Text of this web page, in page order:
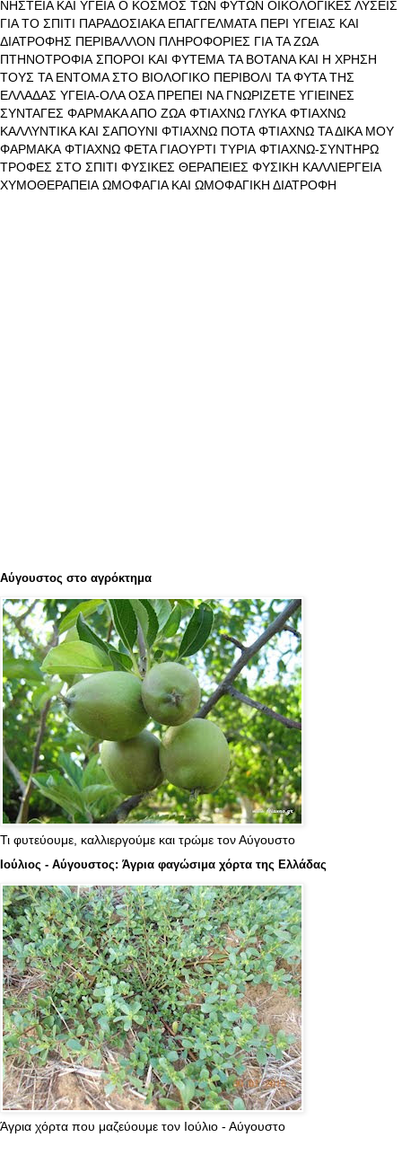
ΝΗΣΤΕΙΑ ΚΑΙ ΥΓΕΙΑ Ο ΚΟΣΜΟΣ ΤΩΝ ΦΥΤΩΝ ΟΙΚΟΛΟΓΙΚΕΣ ΛΥΣΕΙΣ
ΓΙΑ ΤΟ ΣΠΙΤΙ ΠΑΡΑΔΟΣΙΑΚΑ ΕΠΑΓΓΕΛΜΑΤΑ ΠΕΡΙ ΥΓΕΙΑΣ ΚΑΙ
ΔΙΑΤΡΟΦΗΣ ΠΕΡΙΒΑΛΛΟΝ ΠΛΗΡΟΦΟΡΙΕΣ ΓΙΑ ΤΑ ΖΩΑ
ΠΤΗΝΟΤΡΟΦΙΑ ΣΠΟΡΟΙ ΚΑΙ ΦΥΤΕΜΑ ΤΑ ΒΟΤΑΝΑ ΚΑΙ Η ΧΡΗΣΗ
ΤΟΥΣ ΤΑ ΕΝΤΟΜΑ ΣΤΟ ΒΙΟΛΟΓΙΚΟ ΠΕΡΙΒΟΛΙ ΤΑ ΦΥΤΑ ΤΗΣ
ΕΛΛΑΔΑΣ ΥΓΕΙΑ-ΟΛΑ ΟΣΑ ΠΡΕΠΕΙ ΝΑ ΓΝΩΡΙΖΕΤΕ ΥΓΙΕΙΝΕΣ
ΣΥΝΤΑΓΕΣ ΦΑΡΜΑΚΑ ΑΠΟ ΖΩΑ ΦΤΙΑΧΝΩ ΓΛΥΚΑ ΦΤΙΑΧΝΩ
ΚΑΛΛΥΝΤΙΚΑ ΚΑΙ ΣΑΠΟΥΝΙ ΦΤΙΑΧΝΩ ΠΟΤΑ ΦΤΙΑΧΝΩ ΤΑ ΔΙΚΑ ΜΟΥ
ΦΑΡΜΑΚΑ ΦΤΙΑΧΝΩ ΦΕΤΑ ΓΙΑΟΥΡΤΙ ΤΥΡΙΑ ΦΤΙΑΧΝΩ-ΣΥΝΤΗΡΩ
ΤΡΟΦΕΣ ΣΤΟ ΣΠΙΤΙ ΦΥΣΙΚΕΣ ΘΕΡΑΠΕΙΕΣ ΦΥΣΙΚΗ ΚΑΛΛΙΕΡΓΕΙΑ
ΧΥΜΟΘΕΡΑΠΕΙΑ ΩΜΟΦΑΓΙΑ ΚΑΙ ΩΜΟΦΑΓΙΚΗ ΔΙΑΤΡΟΦΗ
Αύγουστος στο αγρόκτημα
Τι φυτεύουμε, καλλιεργούμε και τρώμε τον Αύγουστο
Ιούλιος - Αύγουστος: Άγρια φαγώσιμα χόρτα της Ελλάδας
Άγρια χόρτα που μαζεύουμε τον Ιούλιο - Αύγουστο